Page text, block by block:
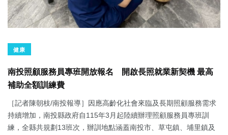
健康
南投照顧服務員專班開放報名 開啟長照就業新契機 最高
補助全額訓練費
［記者陳朝枝/南投報導］因應高齡化社會來臨及長期照顧服務需求
持續增加，南投縣政府自115年3月起陸續辦理照顧服務員專班訓
練，全縣共規劃13班次，辦訓地點涵蓋南投市、草屯鎮、埔里鎮及